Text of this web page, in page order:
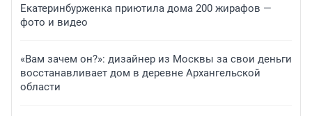
Екатеринбурженка приютила дома 200 жирафов —
фото и видео
«Вам зачем он?»: дизайнер из Москвы за свои деньги
восстанавливает дом в деревне Архангельской
области